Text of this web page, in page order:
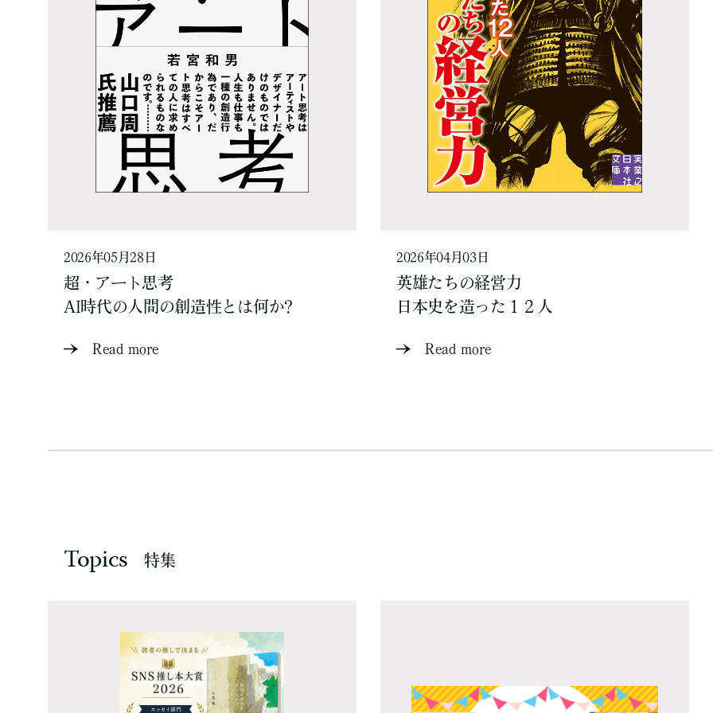
2026年05月28日
超・アート思考
AI時代の人間の創造性とは何か?
Read more
2026年04月03日
英雄たちの経営力
日本史を造った１２人
Read more
Topics 特集